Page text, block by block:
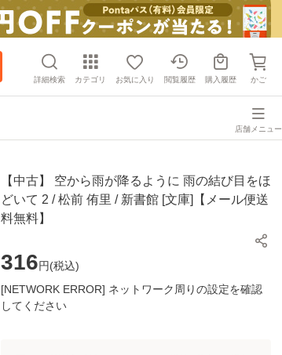
詳細検索 カテゴリ お気に入り 閲覧履歴 購入履歴 かご
店舗メニュー
【中古】 空から雨が降るように 雨の結び目をほ
どいて 2 / 松前 侑里 / 新書館 [文庫]【メール便送
料無料】
316円(税込)
[NETWORK ERROR] ネットワーク周りの設定を確認
してください